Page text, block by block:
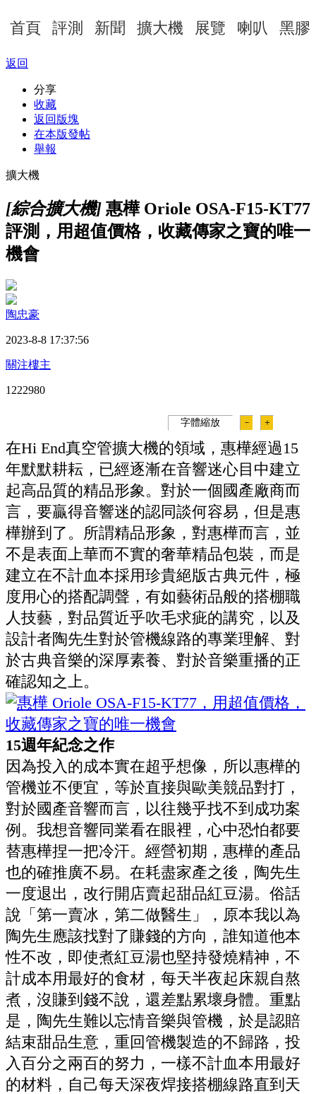
首頁 評測 新聞 擴大機 展覽 喇叭 黑膠
返回
分享
收藏
返回版塊
在本版發帖
舉報
擴大機
[綜合擴大機] 惠樺 Oriole OSA-F15-KT77
評測，用超值價格，收藏傳家之寶的唯一
機會
陶忠豪
2023-8-8 17:37:56
關注樓主
1222980
字體縮放 － ＋
在Hi End真空管擴大機的領域，惠樺經過15
年默默耕耘，已經逐漸在音響迷心目中建立
起高品質的精品形象。對於一個國產廠商而
言，要贏得音響迷的認同談何容易，但是惠
樺辦到了。所謂精品形象，對惠樺而言，並
不是表面上華而不實的奢華精品包裝，而是
建立在不計血本採用珍貴絕版古典元件，極
度用心的搭配調聲，有如藝術品般的搭棚職
人技藝，對品質近乎吹毛求疵的講究，以及
設計者陶先生對於管機線路的專業理解、對
於古典音樂的深厚素養、對於音樂重播的正
確認知之上。
15週年紀念之作
因為投入的成本實在超乎想像，所以惠樺的
管機並不便宜，等於直接與歐美競品對打，
對於國產音響而言，以往幾乎找不到成功案
例。我想音響同業看在眼裡，心中恐怕都要
替惠樺捏一把冷汗。經營初期，惠樺的產品
也的確推廣不易。在耗盡家產之後，陶先生
一度退出，改行開店賣起甜品紅豆湯。俗話
說「第一賣冰，第二做醫生」，原本我以為
陶先生應該找對了賺錢的方向，誰知道他本
性不改，即使煮紅豆湯也堅持發燒精神，不
計成本用最好的食材，每天半夜起床親自熬
煮，沒賺到錢不說，還差點累壞身體。重點
是，陶先生難以忘情音樂與管機，於是認賠
結束甜品生意，重回管機製造的不歸路，投
入百分之兩百的努力，一樣不計血本用最好
的材料，自己每天深夜焊接搭棚線路直到天